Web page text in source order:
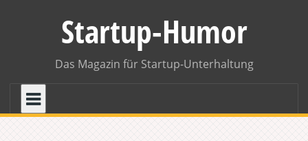
Startup-Humor
Das Magazin für Startup-Unterhaltung